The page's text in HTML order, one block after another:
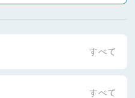
すべて
すべて